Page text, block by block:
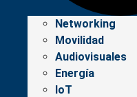
Networking
Movilidad
Audiovisuales
Energía
IoT